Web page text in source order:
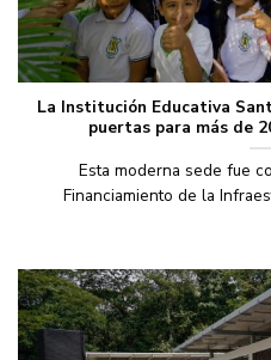
La Institución Educativa
puertas para más de
Esta moderna sede fue
Financiamiento de la